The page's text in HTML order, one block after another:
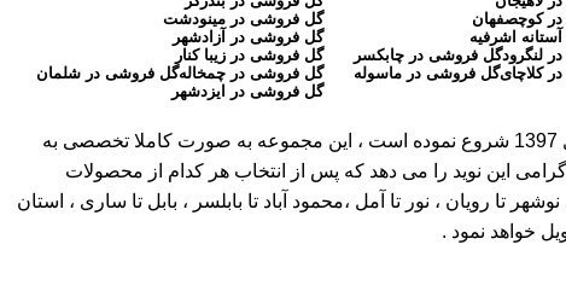
کوچصفهان
اشرفیه
لنگرودگل فروشی در چابکسر
کلاچایگل فروشی در ماسوله
گل فروشی در مینودشت
گل فروشی در آزادشهر
گل فروشی در زیبا کنار
گل فروشی در چمخالهگل فروشی در شلمان
گل فروشی در ایزدشهر
( بیش از 30 سال سابقه ) ، به عنوان اولین گلفروشی آنلاین در مازندران ، گلستان و گیلان کار آنلاین خود را از سال 1397 شروع نموده است ، این مجموعه به صورت کاملا تخصصی به
این نوید را می دهد که پس از انتخاب هر کدام از محصولات
رویان ، نور تا آمل ،محمود آباد تا بابلسر ، بابل تا ساری ، استان
خواهد نمود .